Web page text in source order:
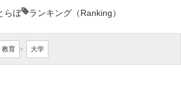
らぼ ランキング（Ranking）
教育 > 大学